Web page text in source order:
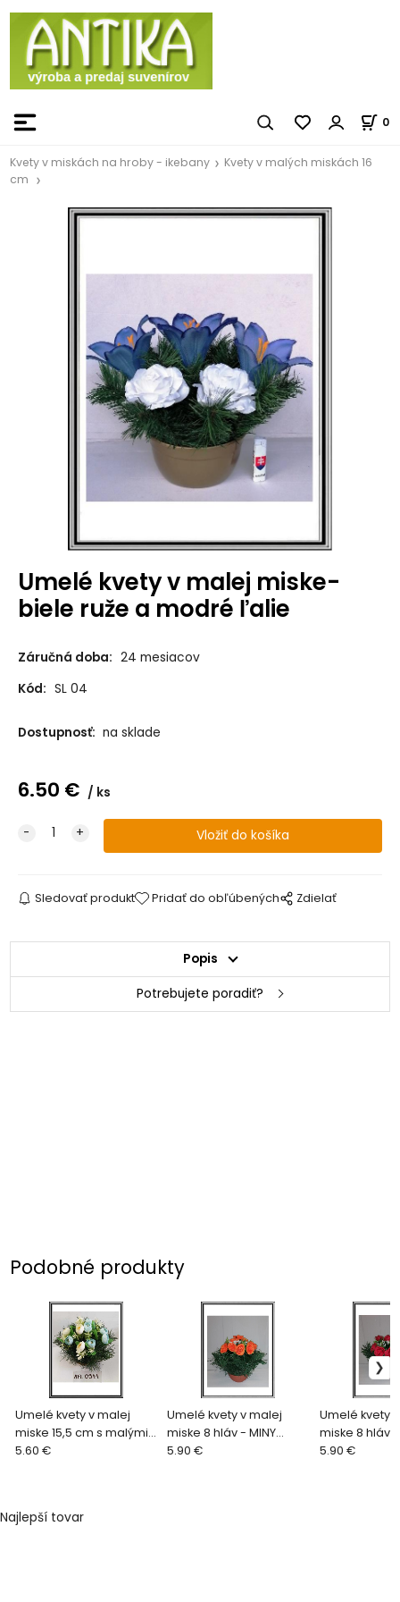
0
Kvety v miskách na hroby - ikebany
Kvety v malých miskách 16
cm
Umelé kvety v malej miske-
biele ruže a modré ľalie
Záručná doba: 24 mesiacov
Kód: SL 04
Dostupnosť: na sklade
6.50 € ks
Sledovať produkt Pridať do obľúbených Zdielať
Popis
Potrebujete poradiť?
Podobné produkty
Umelé kvety v malej
miske 15,5 cm s malými
kvietočkami AFL 0911
5.60 €
Umelé kvety v malej
miske 8 hláv - MINY
oranžové ružičky DUPEĽ
5.90 €
Umelé kvety
miske 8 hláv -
červené
5.90 €
Najlepší tovar